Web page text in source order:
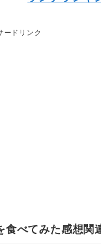
ードリンク
食べてみた感想関